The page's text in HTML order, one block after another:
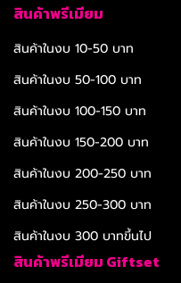
สินค้าพรีเมียม
สินค้าในงบ 10-50 บาท
สินค้าในงบ 50-100 บาท
สินค้าในงบ 100-150 บาท
สินค้าในงบ 150-200 บาท
สินค้าในงบ 200-250 บาท
สินค้าในงบ 250-300 บาท
สินค้าในงบ 300 บาทขึ้นไป
สินค้าพรีเมียม Giftset